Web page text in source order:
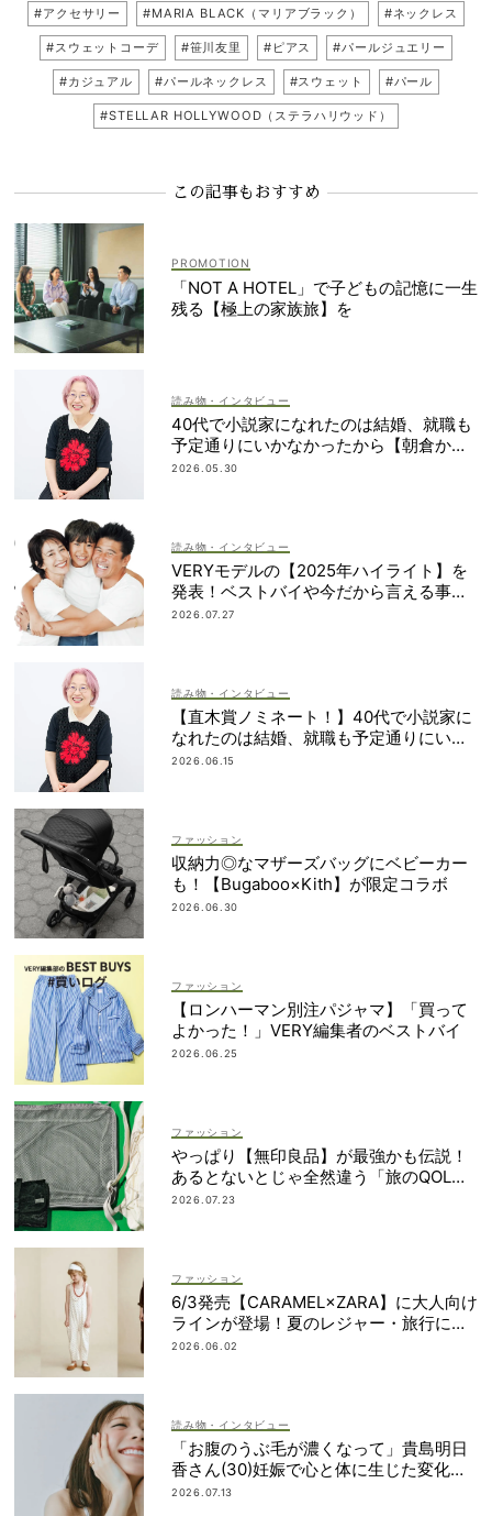
#アクセサリー #MARIA BLACK（マリアブラック） #ネックレス
#スウェットコーデ #笹川友里 #ピアス #パールジュエリー
#カジュアル #パールネックレス #スウェット #パール
#STELLAR HOLLYWOOD（ステラハリウッド）
この記事もおすすめ
「NOT A HOTEL」で子どもの記憶に一生
残る【極上の家族旅】を
読み物・インタビュー
40代で小説家になれたのは結婚、就職も
予定通りにいかなかったから【朝倉かす
みさん】
2026.05.30
読み物・インタビュー
VERYモデルの【2025年ハイライト】を
発表！ベストバイや今だから言える事件
簿も大公開
2026.07.27
読み物・インタビュー
【直木賞ノミネート！】40代で小説家に
なれたのは結婚、就職も予定通りにいか
なかったから｜朝倉かすみさん
2026.06.15
ファッション
収納力◎なマザーズバッグにベビーカー
も！【Bugaboo×Kith】が限定コラボ
2026.06.30
ファッション
【ロンハーマン別注パジャマ】「買って
よかった！」VERY編集者のベストバイ
2026.06.25
ファッション
やっぱり【無印良品】が最強かも伝説！
あるとないとじゃ全然違う「旅のQOL爆
上げアイテム」
2026.07.23
ファッション
6/3発売【CARAMEL×ZARA】に大人向け
ラインが登場！夏のレジャー・旅行にも
おすすめ
2026.06.02
読み物・インタビュー
「お腹のうぶ毛が濃くなって」貴島明日
香さん(30)妊娠で心と体に生じた変化も
「愛しいです」
2026.07.13